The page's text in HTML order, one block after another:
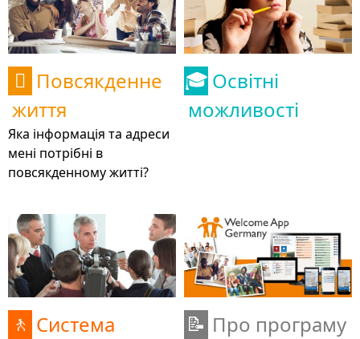

Повсякденне
життя
Яка інформація та адреси
мені потрібні в
повсякденному житті?
🎓 Освітні
можливості
🚶 Система
📝 Про програму